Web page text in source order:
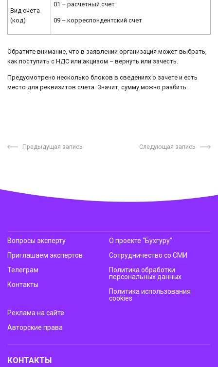
Вид счета
(код)
01 – расчетный счет
09 – корреспондентский счет
Обратите внимание, что в заявлении организация может выбрать,
как поступить с НДС или акцизом – вернуть или зачесть.
Предусмотрено несколько блоков в сведениях о зачете и есть
место для реквизитов счета. Значит, сумму можно разбить.
Предыдущая запись Следующая запись
Вопросы эксперту
Приглашаем экспертов
Телеграм
Контакты
О проекте “Бухгуру”
Сотрудничество со СМИ
Политика обработки
персональных данных
Политика использования
cookies
Реклама на сайте
Авторские права
КОНТАКТЫ